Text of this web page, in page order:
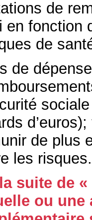
de
en fonction
de
de
de plus
les risques.
suite de
ou une